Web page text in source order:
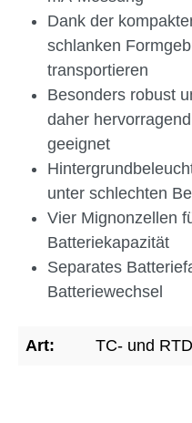
Dank der
schlanken
transportieren
Besonders robust
daher
geeignet
unter schlechten
Vier Mignonzellen
Batteriekapazität
Separates
Batteriewechsel
Art: TC- und